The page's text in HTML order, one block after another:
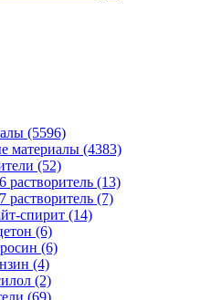
(5596)
материалы (4383)
(52)
растворитель (13)
растворитель (7)
спирит (14)
(6)
(6)
(4)
(2)
(69)